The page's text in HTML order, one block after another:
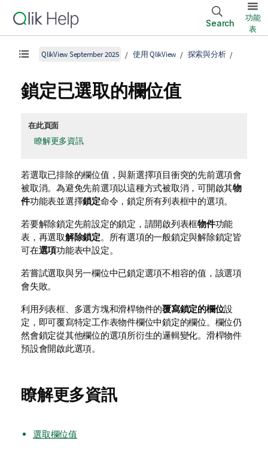
Search
功能
表
QlikView September 2025 使用 QlikView 探索與分析
鎖定已選取的欄位值
在此頁面
瞭解更多資訊
若選取已排除的欄位值，與新選擇項目衝突的先前選項會
被取消。為避免先前選項以這種方式被取消，可開啟其物
件功能表並選擇鎖定命令，鎖定所有列表框中的選項。
若要解除鎖定先前設定的鎖定，請開啟列表框物件功能
表，再選取解除鎖定。所有選項的一般鎖定與解除鎖定皆
可在選項功能表中設定。
若嘗試選取與另一欄位中已鎖定選項不相容的值，該選項
會失敗。
利用列表框、多選方塊和滑桿物件的覆寫鎖定的欄位設
定，即可覆寫特定工作表物件欄位中鎖定的欄位。欄位仍
然會鎖定從其他欄位的選項所衍生的邏輯變化。滑桿物件
預設會開啟此選項。
瞭解更多資訊
選取欄位值